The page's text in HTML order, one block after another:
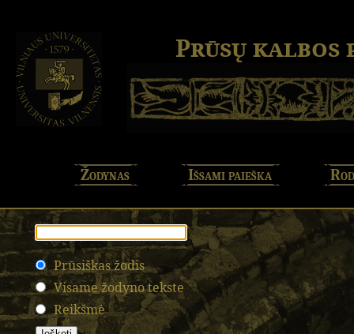
Prūsų kalbos
Žodynas Išsami paieška
Prūsiškas žodis
Visame žodyno tekste
Reikšmė